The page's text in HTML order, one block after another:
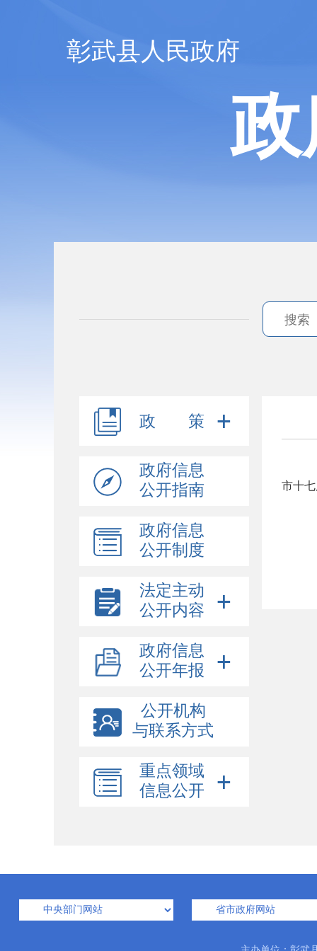
彰武县人民政府
政 策
政府信息
公开指南
政府信息
公开制度
法定主动
公开内容
政府信息
公开年报
公开机构
与联系方式
重点领域
信息公开
市十